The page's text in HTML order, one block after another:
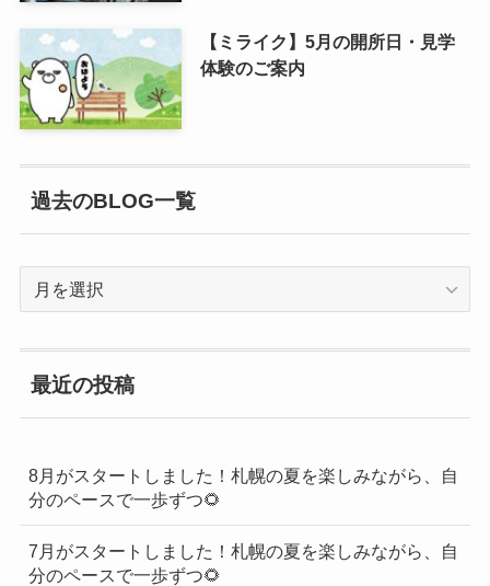
【ミライク】5月の開所日・見学
体験のご案内
過去のBLOG一覧
一
覧
最近の投稿
8月がスタートしました！札幌の夏を楽しみながら、自
分のペースで一歩ずつ🌻
7月がスタートしました！札幌の夏を楽しみながら、自
分のペースで一歩ずつ🌻